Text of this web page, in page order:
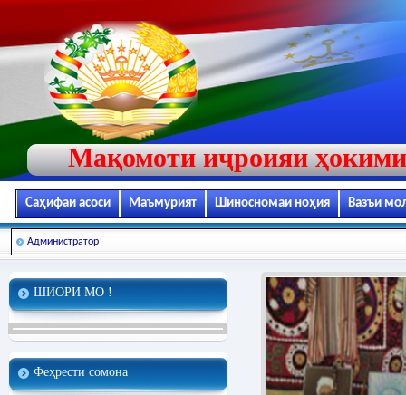
Мақомоти иҷроияи
Саҳифаи асоси Маъмурият Шиносномаи ноҳия Вазъи
Администратор
ШИОРИ МО !
Феҳрести сомона